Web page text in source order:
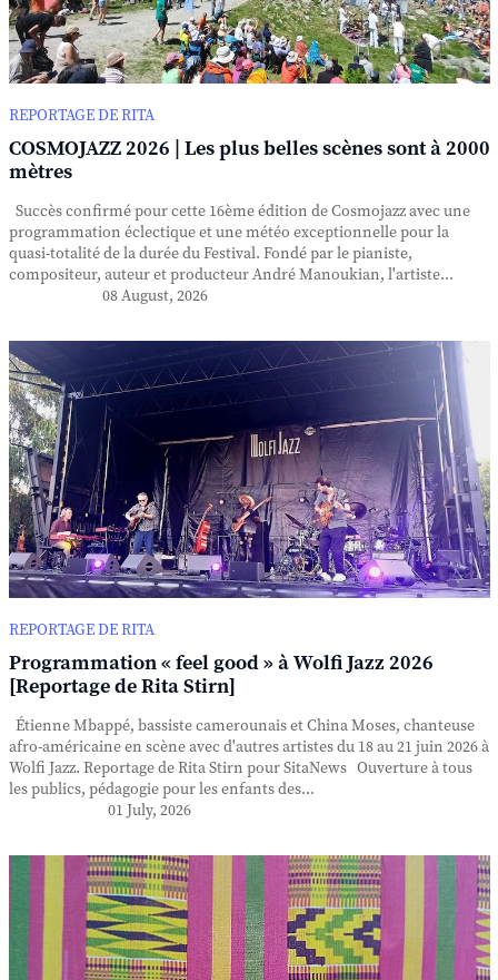
REPORTAGE DE RITA
COSMOJAZZ 2026 | Les plus belles scènes sont à 2000
mètres
Succès confirmé pour cette 16ème édition de Cosmojazz avec une
programmation éclectique et une météo exceptionnelle pour la
quasi-totalité de la durée du Festival. Fondé par le pianiste,
compositeur, auteur et producteur André Manoukian, l'artiste...
08 August, 2026
REPORTAGE DE RITA
Programmation « feel good » à Wolfi Jazz 2026
[Reportage de Rita Stirn]
Étienne Mbappé, bassiste camerounais et China Moses, chanteuse
afro-américaine en scène avec d'autres artistes du 18 au 21 juin 2026 à
Wolfi Jazz. Reportage de Rita Stirn pour SitaNews Ouverture à tous
les publics, pédagogie pour les enfants des...
01 July, 2026